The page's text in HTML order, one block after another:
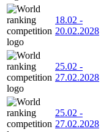
18.02 -
20.02.2028
25.02 -
27.02.2028
25.02 -
27.02.2028